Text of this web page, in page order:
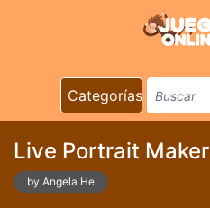
Categorías
Live Portrait Maker
by Angela He